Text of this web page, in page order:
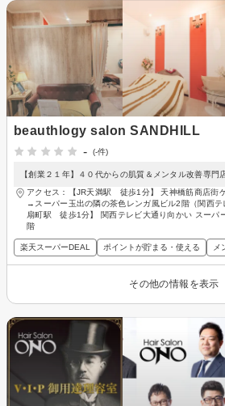
beauthlogy salon SANDHILL
-
(-件)
【創業２１年】４０代からの肌質＆メンタル改善専
アクセス：【JR天満駅 徒歩1分】 天神橋筋商店街
→スーパー玉出の隣の茶色レンガ風ビル2階（関西
扇町駅 徒歩1分】 関西テレビ大通り向かい スーパ
階
楽天スーパーDEAL ポイントが貯まる・使える メ
その他の情報を表示